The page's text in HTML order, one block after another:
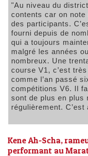
"Au niveau du district cette année, on est plutôt
contents car on note
des participants.
fourni depuis de
qui a toujours
malgré les années
nombreux. Une
course V1, c’est
comme l’an passé
compétitions V6. Il
sont de plus en plus
régulièrement.
Kene Ah-Scha,
performant au